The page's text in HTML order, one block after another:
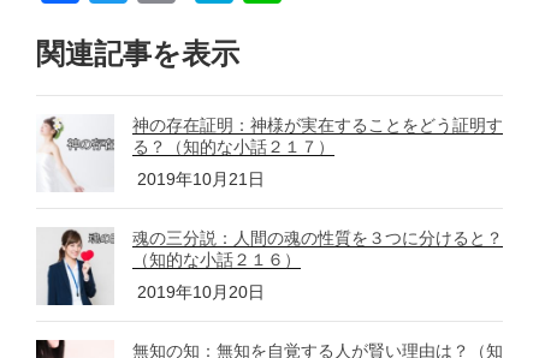
c
e
b
o
o
k
tt
er
ail e
n
a
関連記事を表示
神の存在証明：神様が実在することをどう証明す
る？（知的な小話２１７）
2019年10月21日
魂の三分説：人間の魂の性質を３つに分けると？
（知的な小話２１６）
2019年10月20日
無知の知：無知を自覚する人が賢い理由は？（知